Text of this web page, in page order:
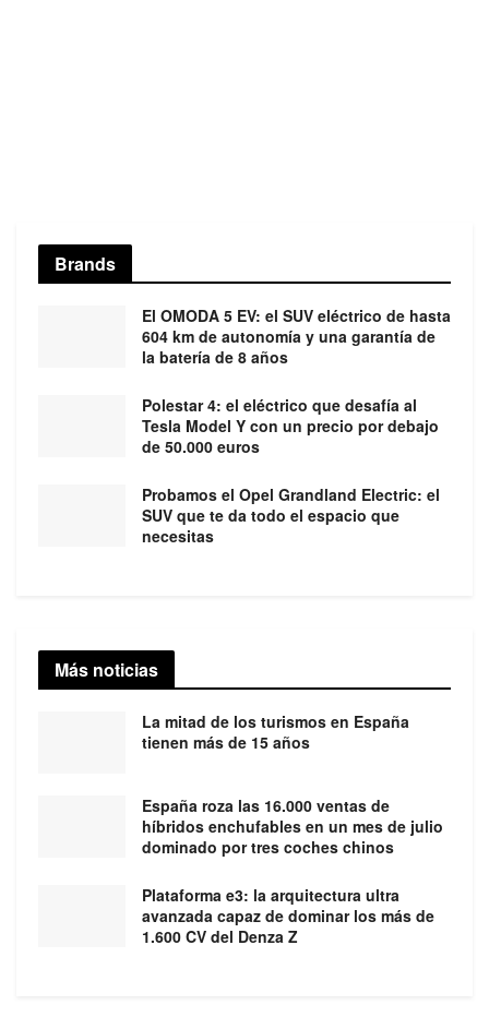
Brands
El OMODA 5 EV: el SUV eléctrico de hasta
604 km de autonomía y una garantía de
la batería de 8 años
Polestar 4: el eléctrico que desafía al
Tesla Model Y con un precio por debajo
de 50.000 euros
Probamos el Opel Grandland Electric: el
SUV que te da todo el espacio que
necesitas
Más noticias
La mitad de los turismos en España
tienen más de 15 años
España roza las 16.000 ventas de
híbridos enchufables en un mes de julio
dominado por tres coches chinos
Plataforma e3: la arquitectura ultra
avanzada capaz de dominar los más de
1.600 CV del Denza Z